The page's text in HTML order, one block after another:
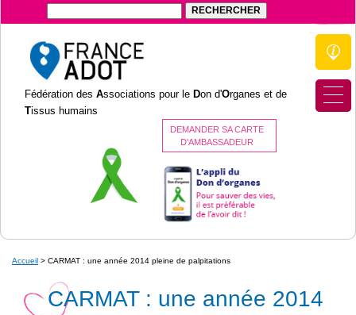
Fédération des Associations pour le Don d'Organes et de
Tissus humains
DEMANDER SA CARTE
D'AMBASSADEUR
Accueil > CARMAT : une année 2014 pleine de palpitations
CARMAT : une année 2014